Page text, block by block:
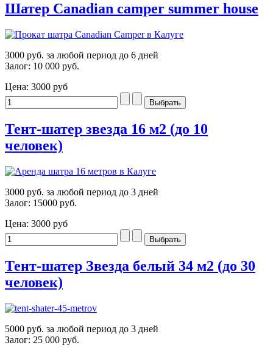
Шатер Canadian camper summer house
3000 руб. за любой период до 6 дней
Залог: 10 000 руб.
Цена: 3000 руб
Тент-шатер звезда 16 м2 (до 10
человек)
3000 руб. за любой период до 3 дней
Залог: 15000 руб.
Цена: 3000 руб
Тент-шатер Звезда белый 34 м2 (до 30
человек)
5000 руб. за любой период до 3 дней
Залог: 25 000 руб.